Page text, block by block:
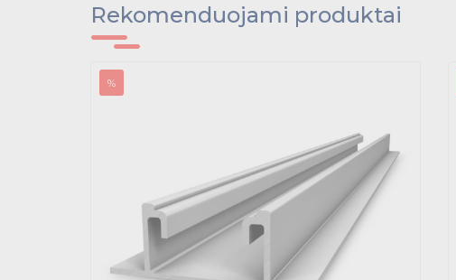
Rekomenduojami produktai
%